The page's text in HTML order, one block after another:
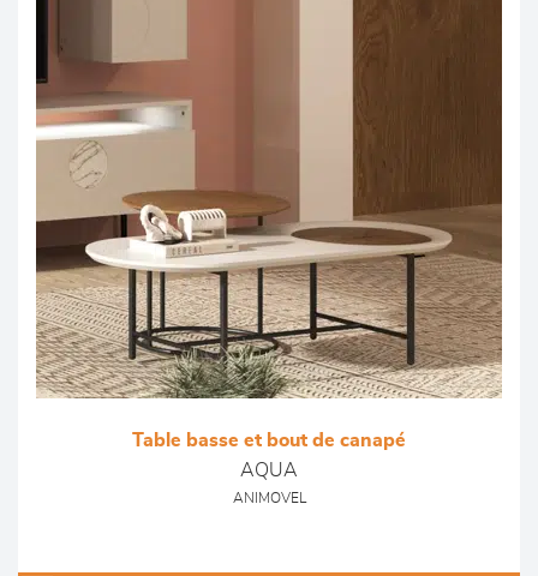
Table basse et bout de canapé
AQUA
ANIMOVEL